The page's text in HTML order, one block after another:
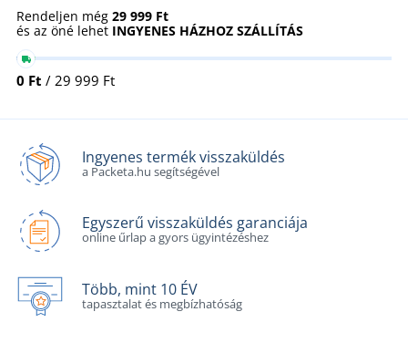
Rendeljen még 29 999 Ft
és az öné lehet INGYENES HÁZHOZ SZÁLLÍTÁS
0 Ft / 29 999 Ft
Ingyenes termék visszaküldés
a Packeta.hu segítségével
Egyszerű visszaküldés garanciája
online űrlap a gyors ügyintézéshez
Több, mint 10 ÉV
tapasztalat és megbízhatóság